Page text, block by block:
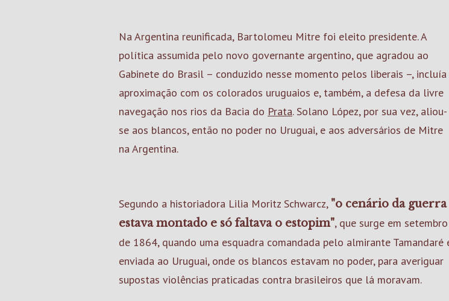
Na Argentina reunificada, Bartolomeu Mitre foi eleito presidente. A
política assumida pelo novo governante argentino, que agradou ao
Gabinete do Brasil – conduzido nesse momento pelos liberais –, incluía
aproximação com os colorados uruguaios e, também, a defesa da livre
navegação nos rios da Bacia do Prata. Solano López, por sua vez, aliou-
se aos blancos, então no poder no Uruguai, e aos adversários de Mitre
na Argentina.
Segundo a historiadora Lilia Moritz Schwarcz, "o cenário da guerra
estava montado e só faltava o estopim", que surge em setembro
de 1864, quando uma esquadra comandada pelo almirante Tamandaré
enviada ao Uruguai, onde os blancos estavam no poder, para averiguar
supostas violências praticadas contra brasileiros que lá moravam.